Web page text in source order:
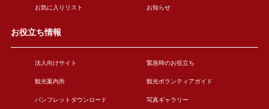
お気に入りリスト お知らせ
お役立ち情報
法人向けサイト 緊急時のお役立ち
観光案内所 観光ボランティアガイド
パンフレットダウンロード 写真ギャラリー